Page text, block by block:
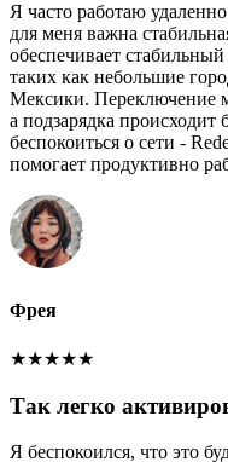
Я часто работаю
для меня важна
обеспечивает
таких как небольшие
Мексики. Переключение
а подзарядка
беспокоиться о сети -
помогает продуктивно
Фрея
★★★★★
Так легко
Я беспокоился, что это